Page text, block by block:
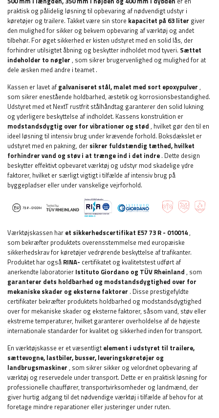
praktisk og pålidelig løsning til opbevaring af nødvendigt udstyr i
køretøjer og trailere. Takket være sin store kapacitet på 63 liter giver
den mulighed for sikker og bekvem opbevaring af værktøj og andet
tilbehør. For øget sikkerhed er kisten udstyret med en solid lås, der
forhindrer utilsigtet åbning og beskytter indholdet mod tyveri. Sættet
indeholder to nøgler , som sikrer brugervenlighed og mulighed for at
dele æsken med andre i teamet.
Kassen er lavet af galvaniseret stål, malet med sort epoxypulver ,
som sikrer enestående holdbarhed, æstetik og korrosionsbestandighed.
Udstyret med et NextT rustfrit stålhåndtag garanterer den solid lukning
og yderligere beskyttelse af indholdet. Kassens konstruktion er
modstandsdygtig over for vibrationer og stød , hvilket gør den til en
ideel løsning til intensiv brug under krævende forhold. Boksdækslet er
udstyret med en pakning, der sikrer fuldstændig tæthed, hvilket
forhindrer vand og støv i at trænge ind i det indre . Dette design
beskytter effektivt opbevaret værktøj og udstyr mod skadelige ydre
faktorer, hvilket er særligt vigtigt i tilfælde af intensiv brug på
byggepladser eller under vanskelige vejrforhold.
Værktøjskassen har et sikkerhedscertifikat E57 73 R - 010014 ,
som bekræfter produktets overensstemmelse med europæiske
sikkerhedskrav for køretøjer vedrørende beskyttelse af trafikanter.
Produktet har også RINA- certifikatet og kvalitetstest udført af
anerkendte laboratorier Istituto Giordano og TÜV Rheinland , som
garanterer dets holdbarhed og modstandsdygtighed over for
mekaniske skader og eksterne faktorer . Disse prestigefyldte
certifikater bekræfter produktets holdbarhed og modstandsdygtighed
over for mekaniske skader og eksterne faktorer, såsom vand, støv eller
ekstreme temperaturer, hvilket garanterer overholdelse af de højeste
internationale standarder for kvalitet og sikkerhed inden for transport.
En værktøjskasse er et væsentligtelement i udstyret til trailere,
sættevogne, lastbiler, busser, leveringskøretøjer og
landbrugsmaskiner , som sikrer sikker og velordnet opbevaring af
værktøj og reservedele under transport. Dette er en praktisk løsning for
professionelle chauffører, transportvirksomheder og landmænd, der
giver hurtig adgang til det nødvendige værktøj i tilfælde af behov for at
foretage mindre reparationer eller justeringer under ruten.